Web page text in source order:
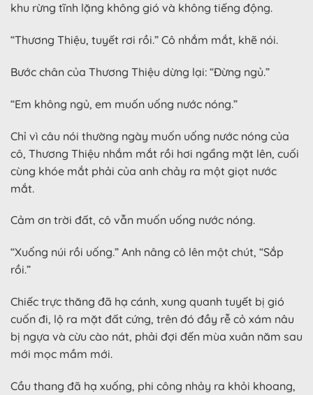
khu rừng tĩnh lặng không gió và không tiếng động.
“Thương Thiệu, tuyết rơi rồi.” Cô nhắm mắt, khẽ nói.
Bước chân của Thương Thiệu dừng lại: “Đừng ngủ.”
“Em không ngủ, em muốn uống nước nóng.”
Chỉ vì câu nói thường ngày muốn uống nước nóng của
cô, Thương Thiệu nhắm mắt rồi hơi ngẩng mặt lên, cuối
cùng khóe mắt phải của anh chảy ra một giọt nước
mắt.
Cảm ơn trời đất, cô vẫn muốn uống nước nóng.
“Xuống núi rồi uống.” Anh nâng cô lên một chút, “Sắp
rồi.”
Chiếc trực thăng đã hạ cánh, xung quanh tuyết bị gió
cuốn đi, lộ ra mặt đất cứng, trên đó đầy rễ cỏ xám nâu
bị ngựa và cừu cào nát, phải đợi đến mùa xuân năm sau
mới mọc mầm mới.
Cầu thang đã hạ xuống, phi công nhảy ra khỏi khoang,